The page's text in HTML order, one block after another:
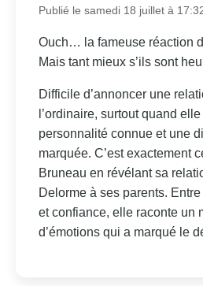
Publié le samedi 18 juillet à
Ouch… la fameuse réaction
Mais tant mieux s’ils sont
Difficile d’annoncer une
l’ordinaire, surtout quand
personnalité connue et une
marquée. C’est exactement
Bruneau en révélant sa
Delorme à ses parents.
et confiance, elle raconte un
d’émotions qui a marqué le